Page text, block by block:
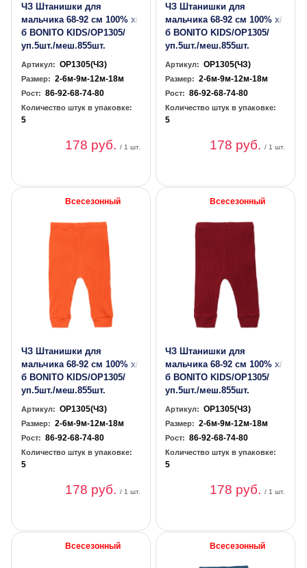
ЧЗ Штанишки для
мальчика 68-92 см 100% х/
б BONITO KIDS/OP1305/
уп.5шт./меш.855шт.
Артикул: OP1305(ЧЗ)
Размер: 2-6м-9м-12м-18м
Рост: 86-92-68-74-80
Количество штук в упаковке:
5
178 руб./ 1 шт.
ЧЗ Штанишки для
мальчика 68-92 см 100% х/
б BONITO KIDS/OP1305/
уп.5шт./меш.855шт.
Артикул: OP1305(ЧЗ)
Размер: 2-6м-9м-12м-18м
Рост: 86-92-68-74-80
Количество штук в упаковке:
5
178 руб./ 1 шт.
Всесезонный
ЧЗ Штанишки для
мальчика 68-92 см 100% х/
б BONITO KIDS/OP1305/
уп.5шт./меш.855шт.
Артикул: OP1305(ЧЗ)
Размер: 2-6м-9м-12м-18м
Рост: 86-92-68-74-80
Количество штук в упаковке:
5
178 руб./ 1 шт.
Всесезонный
ЧЗ Штанишки для
мальчика 68-92 см 100% х/
б BONITO KIDS/OP1305/
уп.5шт./меш.855шт.
Артикул: OP1305(ЧЗ)
Размер: 2-6м-9м-12м-18м
Рост: 86-92-68-74-80
Количество штук в упаковке:
5
178 руб./ 1 шт.
Всесезонный Всесезонный